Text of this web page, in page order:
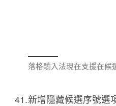
落格輸入法現在支援在候
新增隱藏候選序號選